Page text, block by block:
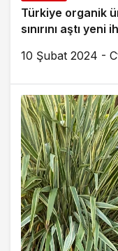
Türkiye organik
sınırını aştı
10 Şubat 2024 -